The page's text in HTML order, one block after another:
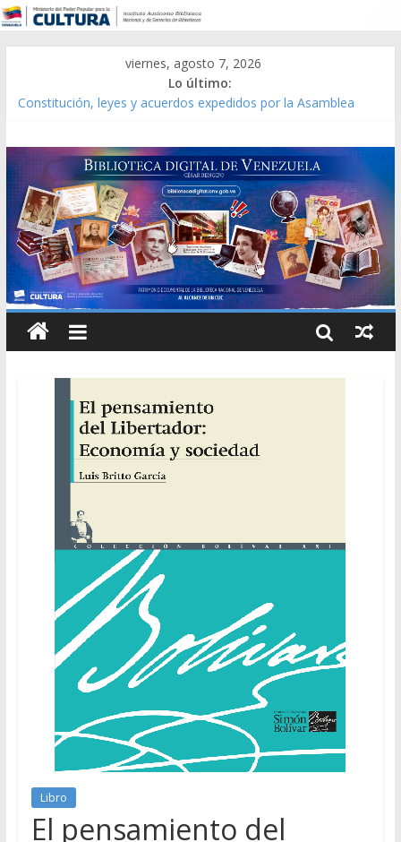
viernes, agosto 7, 2026
Lo último:
Constitución, leyes y acuerdos expedidos por la Asamblea
Modesta Bor Sánchez [material gráfico]
Gaceta Oficial de la República de Venezuela año CXXXIII Mes V,
Caracas 09 de marzo de 2006 N° 38.394
Catálogo temático de obras de Modesta Bor
Libro
El pensamiento del